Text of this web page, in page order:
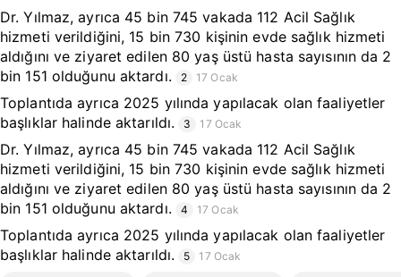
Dr. Yılmaz, ayrıca 45 bin 745 vakada 112 Acil Sağlık
hizmeti verildiğini, 15 bin 730 kişinin evde sağlık hizmeti
aldığını ve ziyaret edilen 80 yaş üstü hasta sayısının da 2
bin 151 olduğunu aktardı.
2 17 Ocak
Toplantıda ayrıca 2025 yılında yapılacak olan faaliyetler
başlıklar halinde aktarıldı.
3 17 Ocak
Dr. Yılmaz, ayrıca 45 bin 745 vakada 112 Acil Sağlık
hizmeti verildiğini, 15 bin 730 kişinin evde sağlık hizmeti
aldığını ve ziyaret edilen 80 yaş üstü hasta sayısının da 2
bin 151 olduğunu aktardı.
4 17 Ocak
Toplantıda ayrıca 2025 yılında yapılacak olan faaliyetler
başlıklar halinde aktarıldı.
5 17 Ocak